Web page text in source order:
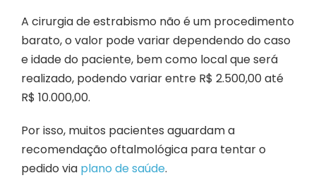
A cirurgia de estrabismo não é um procedimento
barato, o valor pode variar dependendo do caso
e idade do paciente, bem como local que será
realizado, podendo variar entre R$ 2.500,00 até
R$ 10.000,00.
Por isso, muitos pacientes aguardam a
recomendação oftalmológica para tentar o
pedido via plano de saúde.